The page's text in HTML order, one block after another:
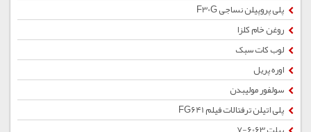
پلی پروپیلن نساجی F30G
روغن خام کلزا
لوب کات سبک
اوره پریل
سولفور مولیبدن
پلی اتیلن ترفتالات فیلم FG641